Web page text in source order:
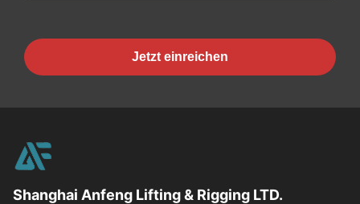
Jetzt einreichen
Shanghai Anfeng Lifting & Rigging LTD.